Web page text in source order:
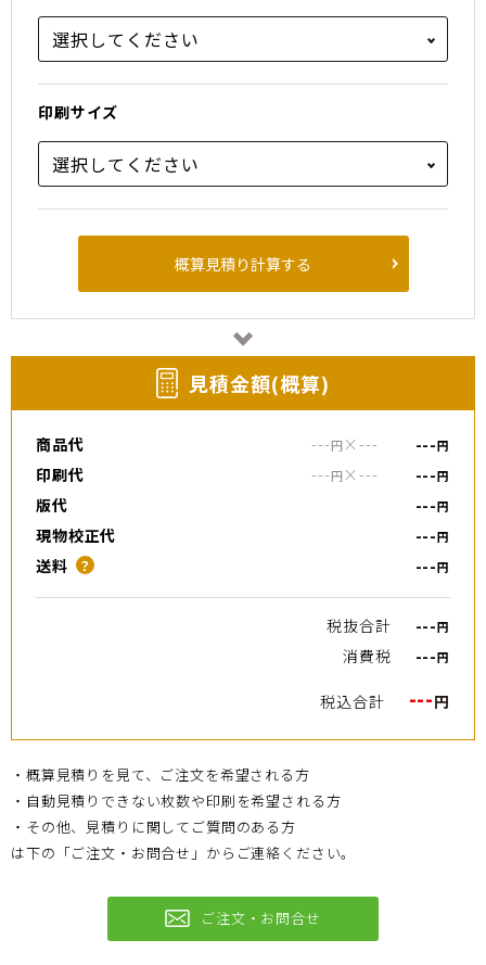
印刷サイズ
概算見積り計算する
⾒積⾦額(概算)
商品代 ---円×--- ---円
印刷代 ---円×--- ---円
版代 ---円
現物校正代 ---円
送料 ？ ---円
税抜合計 ---円
消費税 ---円
税込合計 ---円
・概算見積りを見て、ご注文を希望される方
・自動見積りできない枚数や印刷を希望される方
・その他、見積りに関してご質問のある方
は下の「ご注文・お問合せ」からご連絡ください。
ご注文・お問合せ